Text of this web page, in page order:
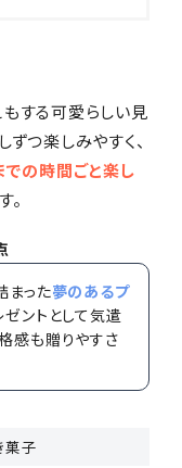
する可愛らしい見
つ楽しみやすく、
の時間ごと楽し
。
まった夢のあるプ
ゼントとして気遣
感も贈りやすさ
菓子